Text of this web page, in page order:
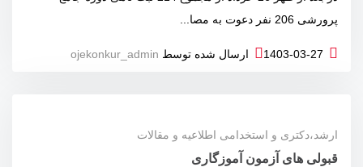
پرورشی 206 نفر دعوت به مصا...
ارسال شده توسط ojekonkur_admin
ارشد،دکتری و استخدامی اطلاعیه و مقالات
قبولی های آزمون آموزگاری